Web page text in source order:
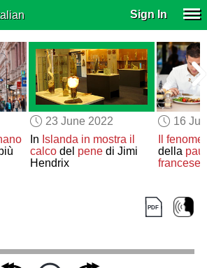
Sign In
23 June 2022
In Islanda in mostra il
calcodel penedi Jimi
Hendrix
16
Il
della
francese